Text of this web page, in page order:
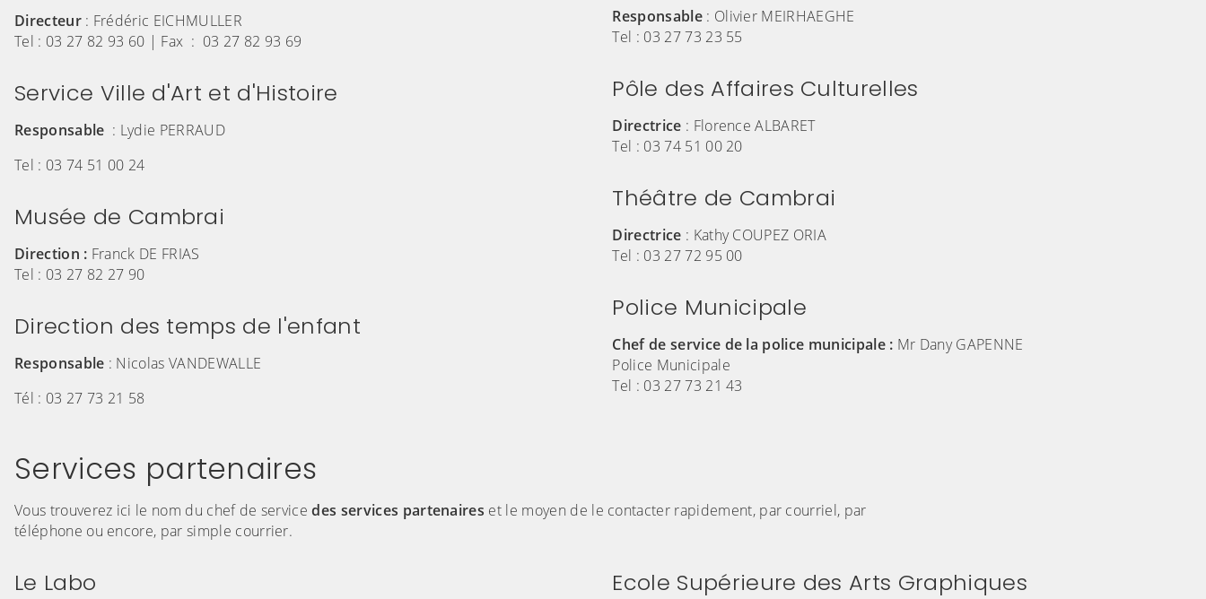
Directeur: Frédéric EICHMULLER
Tel : 03 27 82 93 60 | Fax : 03 27 82 93 69
Service Ville d'Art et d'Histoire
Responsable : Lydie PERRAUD
Tel : 03 74 51 00 24
Musée de Cambrai
Direction : Franck DE FRIAS
Tel : 03 27 82 27 90
Direction des temps de l'enfant
Responsable : Nicolas VANDEWALLE
Tél : 03 27 73 21 58
Responsable: Olivier MEIRHAEGHE
Tel : 03 27 73 23 55
Pôle des Affaires Culturelles
Directrice : Florence ALBARET
Tel : 03 74 51 00 20
Théâtre de Cambrai
Directrice : Kathy COUPEZ ORIA
Tel : 03 27 72 95 00
Police Municipale
Chef de service de la police municipale : Mr Dany GAPENNE
Police Municipale
Tel : 03 27 73 21 43
Services partenaires
Vous trouverez ici le nom du chef de servicedes services partenaires et le moyen de le contacter rapidement, par courriel, par
téléphone ou encore, par simple courrier.
Le Labo Ecole Supérieure des Arts Graphiques